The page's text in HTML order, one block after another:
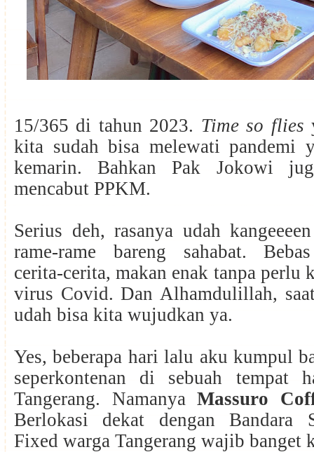
15/365 di tahun 2023. Time so flies
kita sudah bisa melewati pandemi
kemarin. Bahkan Pak Jokowi
mencabut PPKM.
Serius deh, rasanya udah
rame-rame bareng sahabat.
cerita-cerita, makan enak tanpa perlu
virus Covid. Dan Alhamdulillah,
udah bisa kita wujudkan ya.
Yes, beberapa hari lalu aku kumpul
seperkontenan di sebuah tempat
Tangerang. NamanyaMassuro
Berlokasi dekat dengan Bandara
Fixed warga Tangerang wajib banget